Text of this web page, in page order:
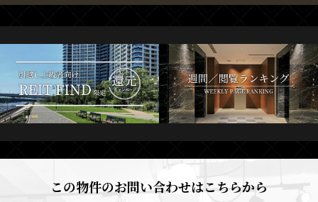
この物件のお問い合わせはこちらから